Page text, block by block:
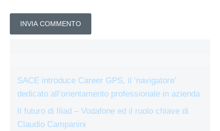
SACE introduce Career GPS, il ‘navigatore’
dedicato all’orientamento professionale in azienda
Il futuro di Iliad – Vodafone ed il ruolo chiave di
Claudio Campanini